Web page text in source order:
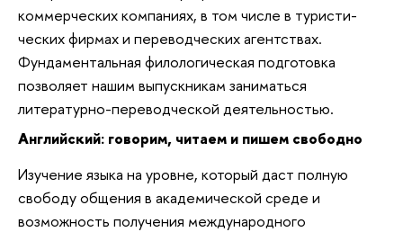
коммерческих компаниях, в том числе в туристи­
ческих фирмах и переводческих агентствах.
Фундаментальная филологическая подготовка
позволяет нашим выпускникам заниматься
литературно-переводческой деятельностью.
Английский: говорим, читаем и пишем свободно
Изучение языка на уровне, который даст полную
свободу общения в академической среде и
возможность получения международного